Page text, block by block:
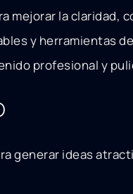
mejorar la claridad,
y herramientas
profesional y
generar ideas